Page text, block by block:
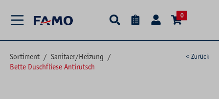
0
Sortiment / Sanitaer/Heizung /
Bette Duschfliese Antirutsch
< Zurück